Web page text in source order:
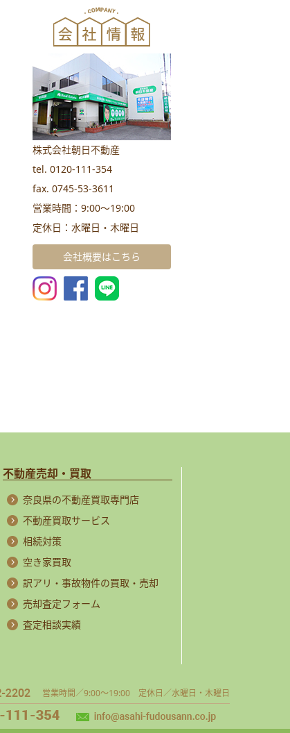
株式会社朝日不動産
tel. 0120-111-354
fax. 0745-53-3611
営業時間：9:00～19:00
定休日：水曜日・木曜日
会社概要はこちら
不動産売却・買取
奈良県の不動産買取専門店
不動産買取サービス
相続対策
空き家買取
訳アリ・事故物件の買取・売却
売却査定フォーム
査定相談実績
営業時間／9:00～19:00 定休日／水曜日・木曜日